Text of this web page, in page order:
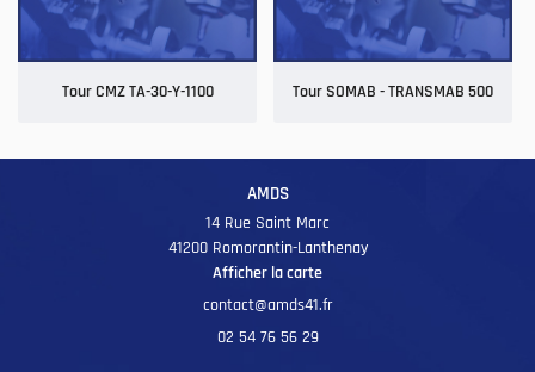
ACTUALITÉS Restez
INSCRIPTION
Tour CMZ TA-30-Y-1100 Tour SOMAB - TRANSMAB 500
AMDS
14 Rue Saint Marc
41200 Romorantin-Lanthenay
Afficher la carte
02 54 76 56 29